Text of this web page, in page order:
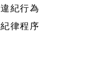
違紀行為
紀律程序